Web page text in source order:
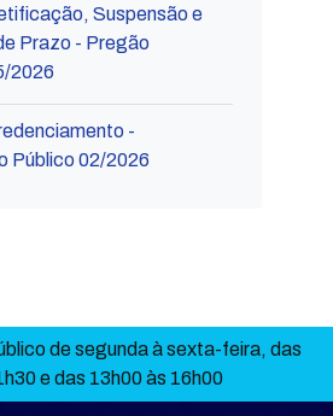
Suspensão e
Prazo - Pregão
2026
-
Público 02/2026
de segunda à sexta-feira, das
e das 13h00 às 16h00